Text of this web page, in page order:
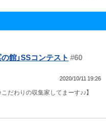
の館」SSコンテスト #60
2020/10/11 19:26
だわりの収集家してまーす♪♪】